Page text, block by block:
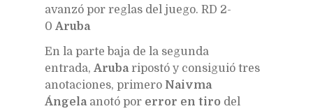
avanzó por reglas del juego. RD 2-
0 Aruba
En la parte baja de la segunda
entrada, Aruba ripostó y consiguió tres
anotaciones, primero Naivma
Ángela anotó por error en tiro del